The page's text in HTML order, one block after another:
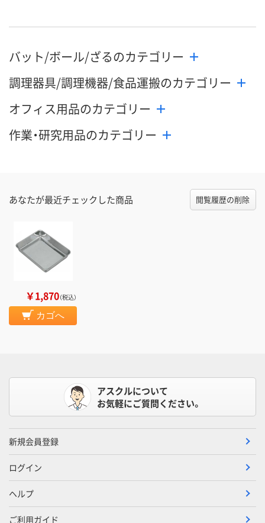
バット/ボール/ざるのカテゴリー
調理器具/調理機器/食品運搬のカテゴリー
オフィス用品のカテゴリー
作業・研究用品のカテゴリー
あなたが最近チェックした商品 閲覧履歴の削除
￥1,870（税込）
カゴへ
アスクルについて
お気軽にご質問ください。
新規会員登録
ログイン
ヘルプ
ご利用ガイド